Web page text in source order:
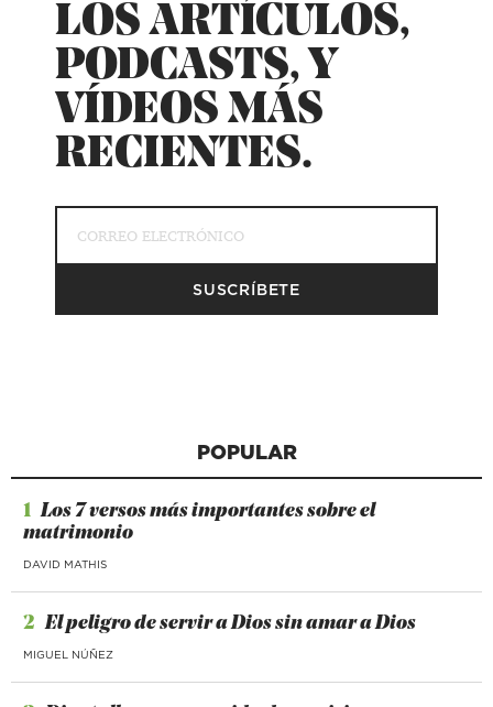
LOS ARTÍCULOS,
PODCASTS, Y
VÍDEOS MÁS
RECIENTES.
POPULAR
1 Los 7 versos más importantes sobre el
matrimonio
DAVID MATHIS
2 El peligro de servir a Dios sin amar a Dios
MIGUEL NÚÑEZ